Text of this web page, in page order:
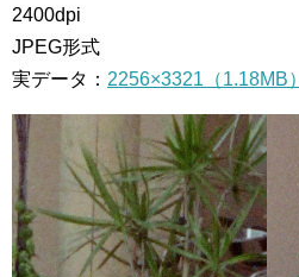
2400dpi
JPEG形式
実データ： 2256×3321（1.18MB）